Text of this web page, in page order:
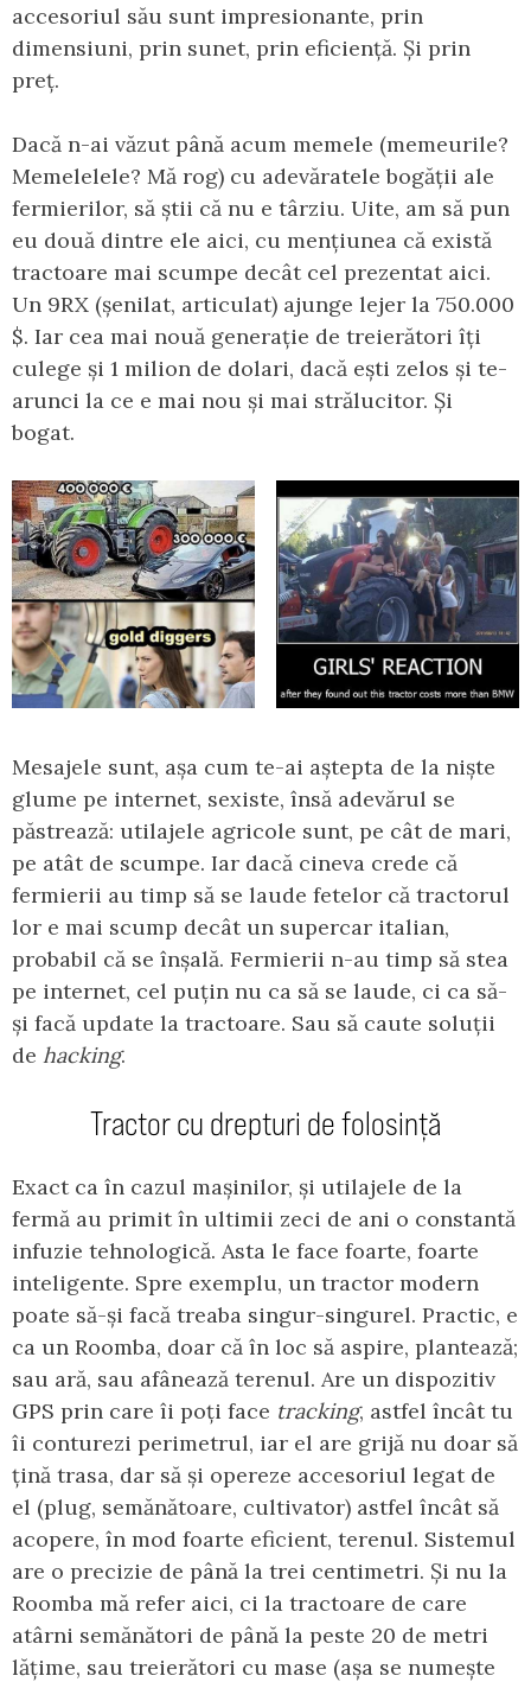
accesoriul său sunt impresionante, prin
dimensiuni, prin sunet, prin eficiență. Și prin
preț.
Dacă n-ai văzut până acum memele (memeurile?
Memelelele? Mă rog) cu adevăratele bogății ale
fermierilor, să știi că nu e târziu. Uite, am să pun
eu două dintre ele aici, cu mențiunea că există
tractoare mai scumpe decât cel prezentat aici.
Un 9RX (șenilat, articulat) ajunge lejer la 750.000
$. Iar cea mai nouă generație de treierători îți
culege și 1 milion de dolari, dacă ești zelos și te-
arunci la ce e mai nou și mai strălucitor. Și
bogat.
Mesajele sunt, așa cum te-ai aștepta de la niște
glume pe internet, sexiste, însă adevărul se
păstrează: utilajele agricole sunt, pe cât de mari,
pe atât de scumpe. Iar dacă cineva crede că
fermierii au timp să se laude fetelor că tractorul
lor e mai scump decât un supercar italian,
probabil că se înșală. Fermierii n-au timp să stea
pe internet, cel puțin nu ca să se laude, ci ca să-
și facă update la tractoare. Sau să caute soluții
de hacking.
Tractor cu drepturi de folosință
Exact ca în cazul mașinilor, și utilajele de la
fermă au primit în ultimii zeci de ani o constantă
infuzie tehnologică. Asta le face foarte, foarte
inteligente. Spre exemplu, un tractor modern
poate să-și facă treaba singur-singurel. Practic, e
ca un Roomba, doar că în loc să aspire, plantează;
sau ară, sau afânează terenul. Are un dispozitiv
GPS prin care îi poți face tracking, astfel încât tu
îi conturezi perimetrul, iar el are grijă nu doar să
țină trasa, dar să și opereze accesoriul legat de
el (plug, semănătoare, cultivator) astfel încât să
acopere, în mod foarte eficient, terenul. Sistemul
are o precizie de până la trei centimetri. Și nu la
Roomba mă refer aici, ci la tractoare de care
atârni semănători de până la peste 20 de metri
lățime, sau treierători cu mase (așa se numește